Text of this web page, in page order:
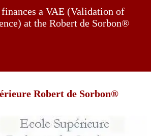
a VAE (Validation of
at the Robert de Sorbon®
Robert de Sorbon®